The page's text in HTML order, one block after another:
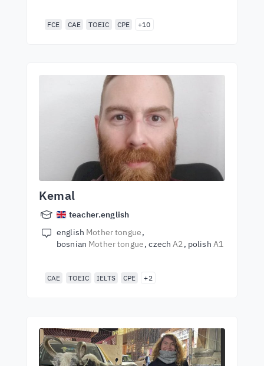
FCE CAE TOEIC CPE +10
Kemal
teacher.english
english Mother tongue
bosnian Mother tongue czechA2 polish A1
CAE TOEIC IELTS CPE +2